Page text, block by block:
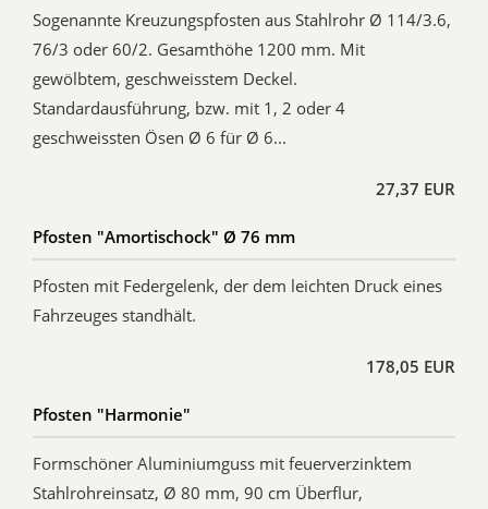
Sogenannte Kreuzungspfosten aus Stahlrohr Ø 114/3.6,
76/3 oder 60/2. Gesamthöhe 1200 mm. Mit
gewölbtem, geschweisstem Deckel.
Standardausführung, bzw. mit 1, 2 oder 4
geschweissten Ösen Ø 6 für Ø 6...
27,37 EUR
Pfosten "Amortischock" Ø 76 mm
Pfosten mit Federgelenk, der dem leichten Druck eines
Fahrzeuges standhält.
178,05 EUR
Pfosten "Harmonie"
Formschöner Aluminiumguss mit feuerverzinktem
Stahlrohreinsatz, Ø 80 mm, 90 cm Überflur,